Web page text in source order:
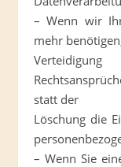
– Wenn wir
mehr
statt der
Löschung die
– Wenn Sie